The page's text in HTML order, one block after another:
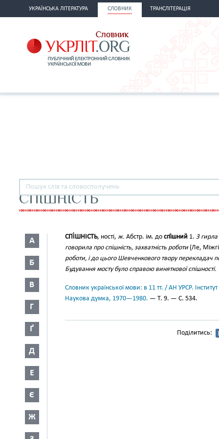
УКРАЇНСЬКА ЛІТЕРАТУРА СЛОВНИК ТРАНСЛІТЕРАЦІЯ
СПІШНІСТЬ
А
Б
В
Г
Ґ
Д
Е
Є
Ж
СПІ́ШНІСТЬ, ності, ж. Абстр. ім. до спі́шний 1. З гирла
говорила про спішність, захватність роботи (Ле,
роботи, і до цього Шевченкового твору перекладач
Будування мосту було справою виняткової спішності.
Словник української мови: в 11 тт. / АН УРСР.
Наукова думка, 1970—1980. — Т. 9. — С. 534.
Поділитись: